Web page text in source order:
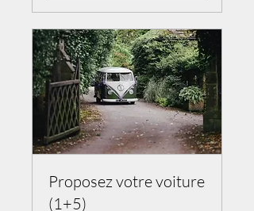
Proposez votre voiture
(1+5)